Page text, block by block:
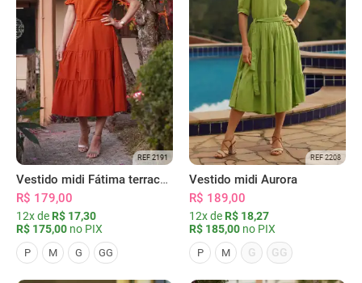
REF 2191
Vestido midi Fátima terracota
R$ 179,00
12x de R$ 17,30
R$ 175,00 no PIX
P M G GG
REF 2208
Vestido midi Aurora
R$ 189,00
12x de R$ 18,27
R$ 185,00 no PIX
P M G GG